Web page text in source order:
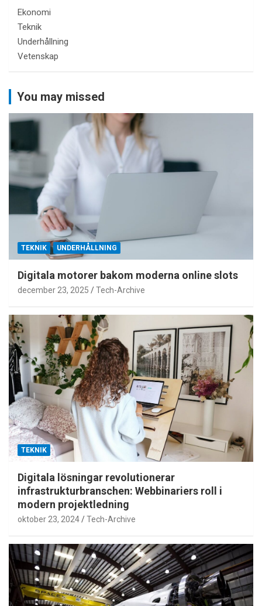
Ekonomi
Teknik
Underhållning
Vetenskap
You may missed
TEKNIK UNDERHÅLLNING
Digitala motorer bakom moderna online slots
december 23, 2025 Tech-Archive
TEKNIK
Digitala lösningar revolutionerar
infrastrukturbranschen: Webbinariers roll i
modern projektledning
oktober 23, 2024 Tech-Archive